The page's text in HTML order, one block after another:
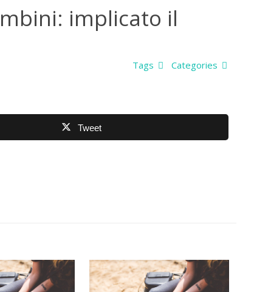
implicato il
Categories
Tags
Tweet